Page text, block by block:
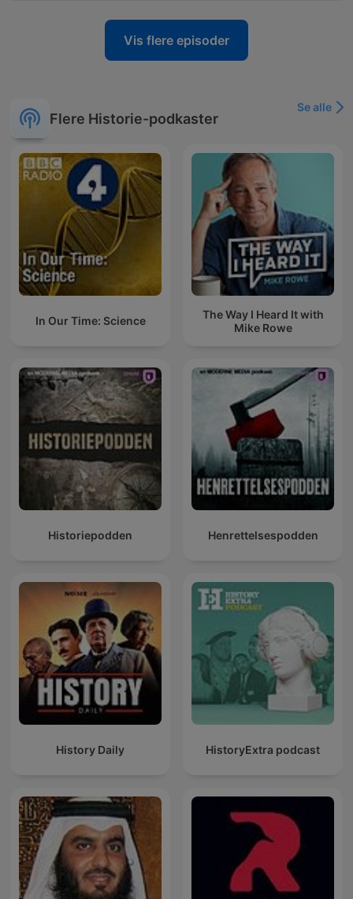
Vis flere episoder
Flere Historie-podkaster
Se alle
In Our Time: Science
The Way I Heard It with
Mike Rowe
Historiepodden Henrettelsespodden
History Daily HistoryExtra podcast